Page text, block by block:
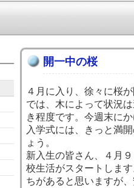
開一中の桜
４月に入り、徐々に桜
では、木によって状況
き程度です。今週末に
入学式には、きっと満
ょう。
新入生の皆さん、４月
校生活がスタートしま
ちがあると思いますが